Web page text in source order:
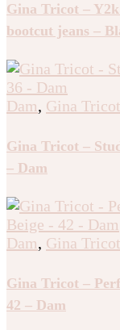
Gina Tricot –
bootcut jeans –
Dam, Gina Tricot
Gina Tricot –
– Dam
Dam, Gina Tricot
Gina Tricot –
42 – Dam